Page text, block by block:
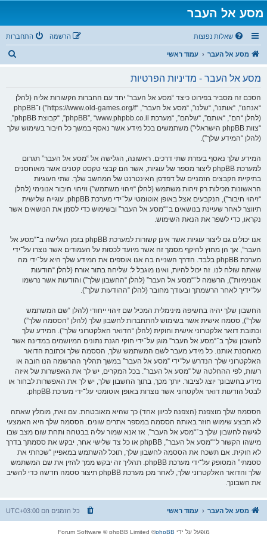
מסע אל העבר
שאלות נפוצות התחברות הרשמה
מסע אל העבר עמוד ראשי
מסע אל העבר - מדיניות הפרטיות
הסכם זה מסביר בפירוט כיצד “מסע אל העבר” יחד עם החברות הקשורות אליה (להלן
“אנחנו”, “אותנו”, “שלנו”, “מסע אל העבר”, “https://www.old-games.org/f”) ו־phpBB
(להלן “הם”, “אותם”, “שלהם”, “מערכת phpBB”, “www.phpbb.co.il”, “קבוצת phpBB”,
“צוות phpBB הישראלי”) משתמשים בכל מידע אשר נאסף במשך כל חיבור בשימוש שלך
(להלן “המידע שלך”).
המידע שלך נאסף בעזרת שתי דרכים. ראשונה, הגלישה אל “מסע אל העבר” תגרום
למערכת phpBB ליצור מספר של עוגיות, אשר הם קבצי טקסט קטנים אשר מאוחסנים
בתיקיית הקבצים הזמניים של דפדפן האינטרנט של המחשב שלך. שתי העוגיות
הראשונות מכילות רק זיהות משתמש (להלן “זיהוי משתמש”) וזיהוי חיבור אנונימי (להלן
“זיהוי חיבור”), הנקבעים אצל באופן אוטומטי על־ידי מערכת phpBB. עוגייה שלישית
תיווצר לאחר שעיינת בנושאים ב־“מסע אל העבר” ובשימוש כדי לסמן את הנושאים אשר
נקראו, כדי לשפר את הנאת השימוש.
אנו יכולים גם ליצור עוגיות אשר אינן קשורות למערכת phpBB בזמן הגלישה ב־“מסע אל
העבר”, אך הן מחוץ להיקף מסמך זה אשר מיועד לכסות על העמודים אשר נוצרו על־ידי
מערכת phpBB בלבד. הדרך השנייה בה אנו אוספים את המידע שלך היא על־ידי מה
שאתה שולח לנו. זה יכול להיות, ואינו מוגבל ל: שליחה בתור אורח (להלן “הודעות
אנונימיות”), הרשמה ל־“מסע אל העבר” (להלן “החשבון שלך”) והודעות אשר נרשמו
על־ידיך לאחר הרשמתך ובעודך מחובר (להלן “ההודעות שלך”).
החשבון שלך יהיה בחשיפה מינימלית המכיל שם זיהוי ייחודי (להלן “שם המשתמש
שלך”), ססמה אישית אשר בשימוש להתחברות לחשבון שלך (להלן “הססמה שלך”)
וכתובת דואר אלקטרוני אישית וחוקית (להלן “הדואר האלקטרוני שלך”). המידע שלך
לחשבון שלך ב־“מסע אל העבר” מוגן על־ידי חוקי הגנת נתונים המיושמים במדינה אשר
מאחסנת אותנו. כל מידע מעבר לשם המשתמש שלך, הססמה שלך וכתובת הדואר
האלקטרוני שלך הנדרש על־ידי “מסע אל העבר” במשך תהליך ההרשמה הנו חובה או
רשות, לפי ההחלטה של “מסע אל העבר”. בכל המקרים, יש לך את האפשרות של איזה
מידע בחשבונך יוצג לציבור. יותך מכך, בתוך החשבון שלך, יש לך את האפשרות לבחור או
לבטל הודעות דואר אלקטרוני אשר נוצרות באופן אוטומטי על־ידי מערכת phpBB.
הססמה שלך מוצפנת (הצפנה לכיוון אחד) כך שהיא מאובטחת. עם זאת, מומלץ שאתה
לא תבצע שימוש חוזר באותה הססמה במספר אתרים שונים. הססמה שלך היא האמצעי
לגישה לחשבון שלך ב־“מסע אל העבר”, אז אנא שמור עליה בבטחה ותחת שום מצב שבו
מישהו הקשור ל־“מסע אל העבר”, phpBB או כל צד שלישי אחר, יבקש את ססמתך בדרך
לא חוקית. אם תשכח את הססמה לחשבון שלך, תוכל להשתמש במאפיין “שכחתי את
ססמתי” המסופק על־ידי מערכת phpBB. תהליך זה יבקש ממך להזין את שם המשתמש
שלך והדואר האלקטרוני שלך, לאחר מכן מערכת phpBB תיצור ססמה חדשה כדי להשיב
את חשבונך.
מסע אל העבר עמוד ראשי כל הזמנים הם UTC+03:00
מופעל על ידי phpBB
® Forum Software © phpBB Limited